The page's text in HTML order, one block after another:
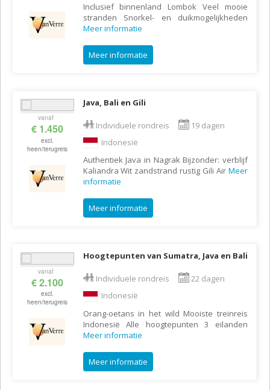
Inclusief binnenland Lombok Veel mooie
stranden Snorkel- en duikmogelijkheden
Meer informatie
Meer informatie
vanaf
€ 1.450
excl.
heen/terugreis
Java, Bali en Gili
Individuele rondreis
19 dagen
Indonesië
Authentiek Java in Nagrak Bijzonder: verblijf
Kaliandra Wit zandstrand rustig Gili Air Meer
informatie
Meer informatie
vanaf
€ 2.100
excl.
heen/terugreis
Hoogtepunten van Sumatra, Java en Bali
Individuele rondreis
22 dagen
Indonesië
Orang-oetans in het wild Mooiste treinreis
Indonesië Alle hoogtepunten 3 eilanden
Meer informatie
Meer informatie